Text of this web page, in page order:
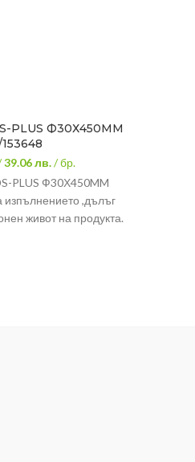
PLUS Ф30Х450MM
39.06лв. / бр.
PLUS Ф30Х450MM
изпълнението ,дълъг
живот на продукта.